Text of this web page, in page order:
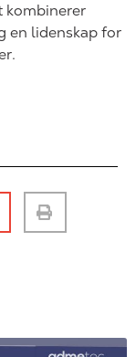
kombinerer
en lidenskap for